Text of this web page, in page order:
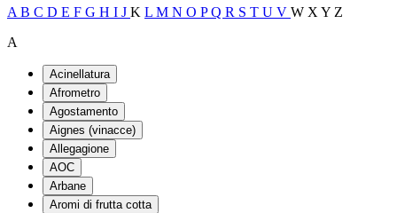
A B C D E F G H I J K L M N O PQ R S T U V W X Y Z
A
Acinellatura
Afrometro
Agostamento
Aignes (vinacce)
Allegagione
AOC
Arbane
Aromi di frutta cotta